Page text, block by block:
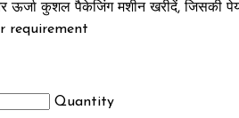
कुशल पैकेजिंग मशीन खरीदें, जिसकी पेय
requirement
Quantity